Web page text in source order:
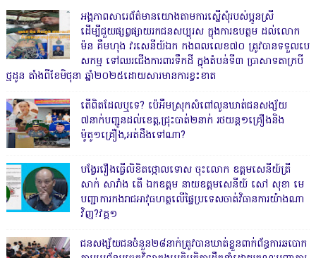
អង្គភាពសារេព័ត៌មានយោងតាមការស្នើសុំរបស់ប្អូនស្រី
ដើម្បីជួយផ្សព្វផ្សាយរកជនសប្បុរស ក្នុងការឧបត្ថម ដល់លោក
ម៉ន គឹមហុង វរសេនីយ៍ឯក កងពលលេខ៧០ ត្រូវបានទទួលបេ
សកម្ម ទៅឈរជើងការពារទឹកដី ក្នុងតំបន់ទី៣ ប្រាសាទតាក្របី
ថ្មដូន តាំងពីខែមិថុនា ឆ្នាំ២០២៥ដោយសារមានការខ្វះខាត
តើពិតដែលឬទេ? ប៉េអឹមស្រុកសំពៅលូនឃាត់ជនសង្ស័យ
៧នាក់បញ្ជូនដល់ខេត្ត,ជ្រុះបាត់២នាក់ រថយន្ត១គ្រឿងនិង
ម៉ូតូ១គ្រឿង,អត់ដឹងទៅណា?
បង្វែររឿងធ្វើលិខិតថ្កោលទោស ចុះលោក ឧត្តមសេនីយ៍ត្រី
សាក់ សារាំង តើ ឯកឧត្តម នាយឧត្តមសេនីយ៍ សៅ សុខា មេ
បញ្ជាការកងរាជអាវុធហត្ថលើផ្ទៃប្រទេសចាត់វិធានការយ៉ាងណា
វិញ?វគ្គ១
ជនសង្ស័យជនចំនួន២៨នាក់ត្រូវបានឃាត់ខ្លួនពាក់ព័ន្ធការឆបោក